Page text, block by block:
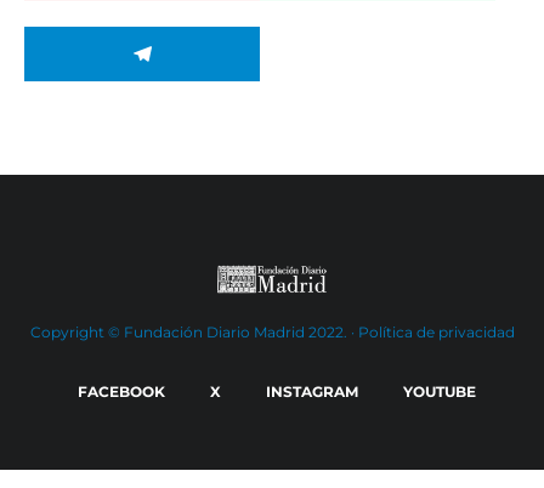
Copyright © Fundación Diario Madrid 2022. · Política de privacidad
FACEBOOK X INSTAGRAM YOUTUBE